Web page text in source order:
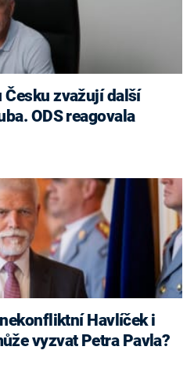
ODS reagovala
vyzvat Petra Pavla?